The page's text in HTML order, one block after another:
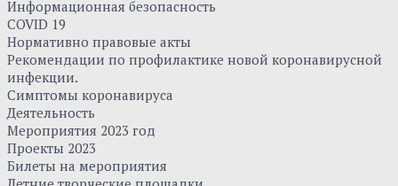
Информационная безопасность
COVID 19
Нормативно правовые акты
Рекомендации по профилактике новой коронавирусной
инфекции.
Симптомы коронавируса
Деятельность
Мероприятия 2023 год
Проекты 2023
Билеты на мероприятия